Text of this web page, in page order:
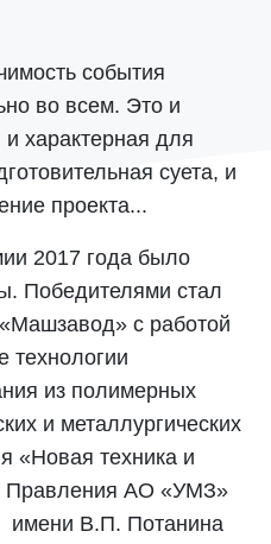
события
во всем. Это и
характерная для
суета, и
проекта...
2017 года было
Победителями стал
с работой
технологии
из полимерных
и металлургических
«Новая техника и
Правления АО «УМЗ»
имени В.П. Потанина